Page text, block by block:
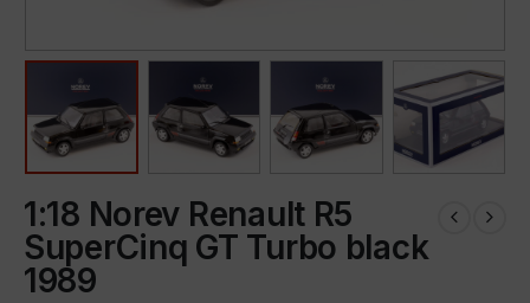
1:18 Norev Renault R5
SuperCinq GT Turbo black
1989